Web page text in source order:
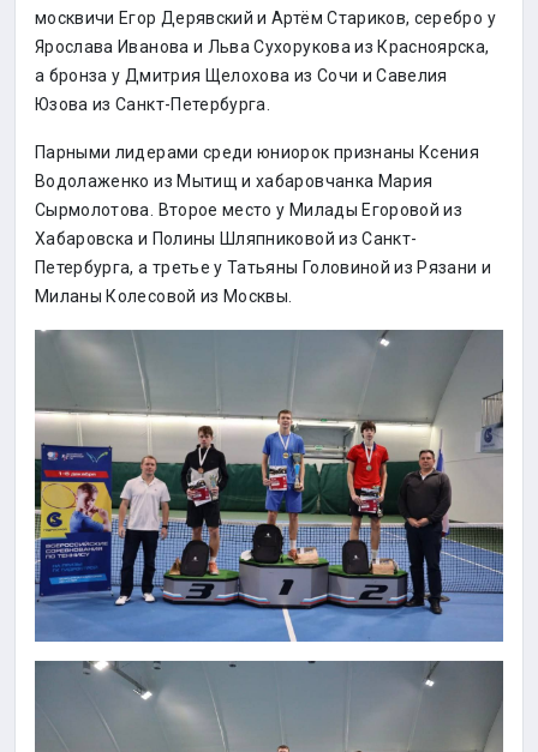
москвичи Егор Дерявский и Артём Стариков, серебро у
Ярослава Иванова и Льва Сухорукова из Красноярска,
а бронза у Дмитрия Щелохова из Сочи и Савелия
Юзова из Санкт-Петербурга.
Парными лидерами среди юниорок признаны Ксения
Водолаженко из Мытищ и хабаровчанка Мария
Сырмолотова. Второе место у Милады Егоровой из
Хабаровска и Полины Шляпниковой из Санкт-
Петербурга, а третье у Татьяны Головиной из Рязани и
Миланы Колесовой из Москвы.